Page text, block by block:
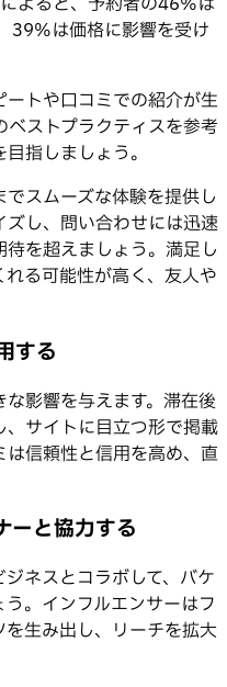
39%は価格に影響を受け
トや口コミでの紹介が生
ベストプラクティスを参考
指しましょう。
スムーズな体験を提供し
し、問い合わせには迅速
を超えましょう。満足し
る可能性が高く、友人や
する
な影響を与えます。滞在後
サイトに目立つ形で掲載
は信頼性と信用を高め、直
ーと協力する
ネスとコラボして、バケ
。インフルエンサーはフ
生み出し、リーチを拡大